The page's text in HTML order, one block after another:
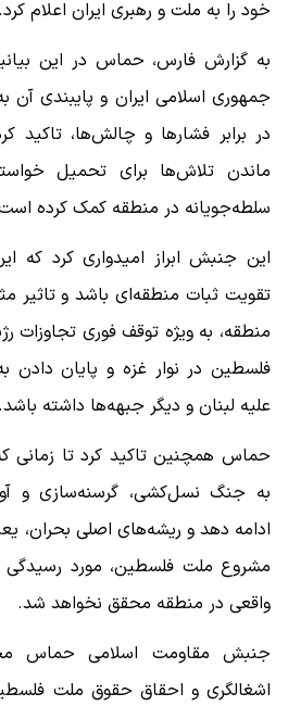
خود را به ملت و رهبری ایران اعلام کرد.
به گزارش فارس، حماس در این
جمهوری اسلامی ایران و پایبندی
در برابر فشارها و چالش‌ها، تاکید
ماندن تلاش‌ها برای تحمیل
سلطه‌جویانه در منطقه کمک کرده
این جنبش ابراز امیدواری کرد که
تقویت ثبات منطقه‌ای باشد و تاثیر
منطقه، به ‌ویژه توقف فوری تجاوزات
فلسطین در نوار غزه و پایان دادن
علیه لبنان و دیگر جبهه‌ها داشته باشد.
حماس همچنین تاکید کرد تا زمانی
به جنگ نسل‌کشی، گرسنه‌سازی و
ادامه دهد و ریشه‌های اصلی بحران،
مشروع ملت فلسطین، مورد رسیدگی
واقعی در منطقه محقق نخواهد شد.
جنبش مقاومت اسلامی حماس
اشغالگری و احقاق حقوق ملت